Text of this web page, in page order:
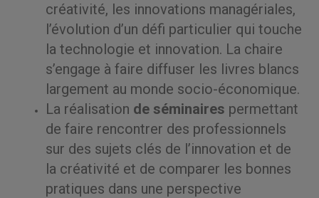
créativité, les innovations managériales,
l’évolution d’un défi particulier qui touche
la technologie et innovation. La chaire
s’engage à faire diffuser les livres blancs
largement au monde socio-économique.
La réalisation de séminaires permettant
de faire rencontrer des professionnels
sur des sujets clés de l’innovation et de
la créativité et de comparer les bonnes
pratiques dans une perspective